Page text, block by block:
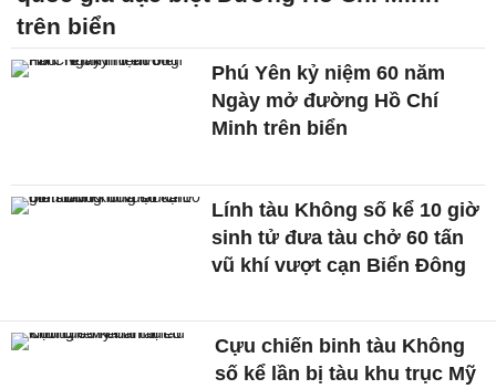
trên biển
Phú Yên kỷ niệm 60 năm
Ngày mở đường Hồ Chí
Minh trên biển
Lính tàu Không số kể 10 giờ
sinh tử đưa tàu chở 60 tấn
vũ khí vượt cạn Biển Đông
Cựu chiến binh tàu Không
số kể lần bị tàu khu trục Mỹ